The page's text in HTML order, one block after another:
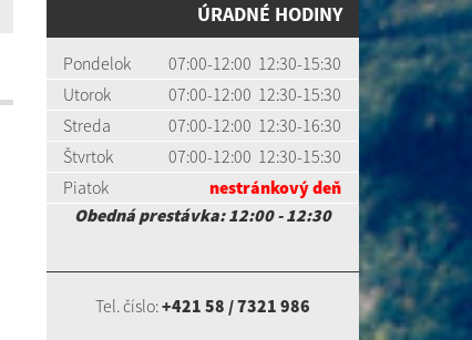
ÚRADNÉ HODINY
Pondelok
07:00-12:00 12:30-15:30
Utorok
07:00-12:00 12:30-15:30
Streda
07:00-12:00 12:30-16:30
Štvrtok
07:00-12:00 12:30-15:30
Piatok
nestránkový deň
Obedná prestávka: 12:00 - 12:30
Tel. číslo:+421 58 / 7321 986